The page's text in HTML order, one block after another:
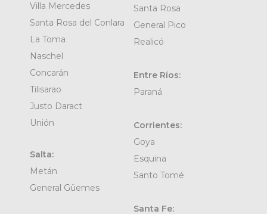
Villa Mercedes
Santa Rosa del Conlara
La Toma
Naschel
Concarán
Tilisarao
Justo Daract
Unión
Salta:
Metán
General Güemes
Santa Rosa
General Pico
Realicó
Entre Ríos:
Paraná
Corrientes:
Goya
Esquina
Santo Tomé
Santa Fe: